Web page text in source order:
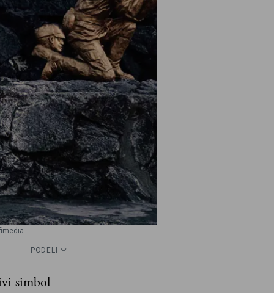
PODELI
simbol